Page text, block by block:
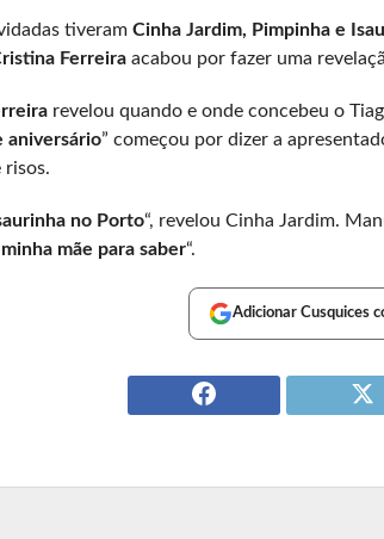
tiveramCinha Jardim, Pimpinha e
Ferreiraacabou por fazer uma
revelou quando e onde concebeu o
aniversário” começou por dizer a
risos.
no Porto“, revelou Cinha Jardim.
mãe para saber“.
Adicionar Cusquices